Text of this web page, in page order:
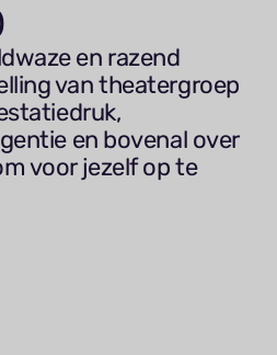
en razend
van theatergroep
en bovenal over
voor jezelf op te